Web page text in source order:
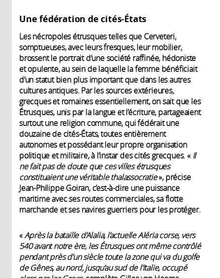
Une fédération de cités-États
Les nécropoles étrusques telles que Cerveteri,
somptueuses, avec leurs fresques, leur mobilier,
brossent le portrait d’une société raffinée, hédoniste
et opulente, au sein de laquelle la femme bénéficiait
d’un statut bien plus important que dans les autres
cultures antiques. Par les sources extérieures,
grecques et romaines essentiellement, on sait que les
Étrusques, unis par la langue et l’écriture, partageaient
surtout une religion commune, qui fédérait une
douzaine de cités-États, toutes entièrement
autonomes et possédant leur propre organisation
politique et militaire, à l’instar des cités grecques. « Il
ne fait pas de doute que ces villes étrusques
constituaient une véritable thalassocratie», précise
Jean-Philippe Goiran, c’est-à-dire une puissance
maritime avec ses routes commerciales, sa flotte
marchande et ses navires guerriers pour les protéger.
«Après la bataille d’Alalia, l’actuelle Aléria corse, vers
540 avant notre ère, les Étrusques ont même contrôlé
pendant près d’un siècle toute la zone qui va du golfe
de Gênes, au nord, jusqu’au sud de l’Italie, occupé